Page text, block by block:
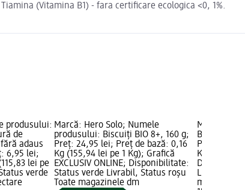
(Vitamina B1) - fara certificare ecologica <0, 1%.
produsului:
de
adaus
6,95 lei;
lei pe
verde
Marcă: Hero Solo; Numele
produsului: Biscuiți BIO 8+, 160 g;
Preț: 24,95 lei; Preț de bază: 0,16
Kg (155,94 lei pe 1 Kg); Grafică
EXCLUSIV ONLINE; Disponibilitate:
Status verde Livrabil, Status roșu
Toate magazinele dm
Marcă:
Biscuiti
Preț: 15,45
Kg (85,83
Livrabil,
magazin